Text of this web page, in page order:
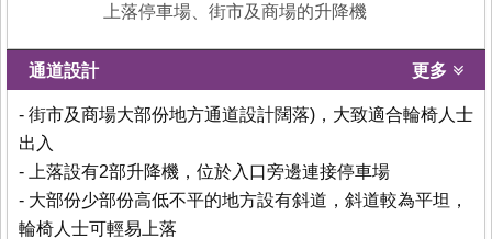
上落停車場、街市及商場的升降機
通道設計 更多
- 街市及商場大部份地方通道設計闊落)，大致適合輪椅人士
出入
- 上落設有2部升降機，位於入口旁邊連接停車場
- 大部份少部份高低不平的地方設有斜道，斜道較為平坦，
輪椅人士可輕易上落